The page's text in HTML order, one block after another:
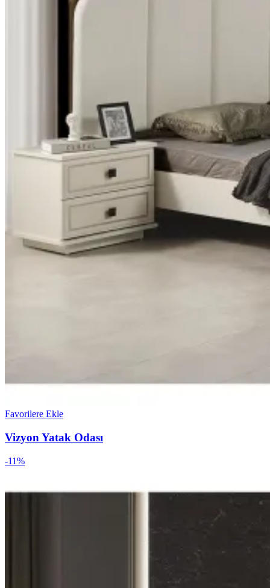
Favorilere Ekle
Vizyon Yatak Odası
-11%